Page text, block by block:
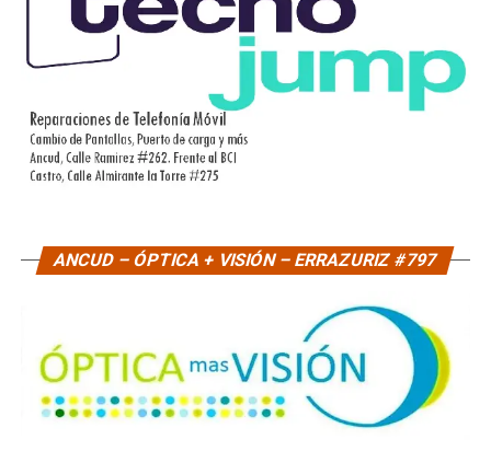
ANCUD – ÓPTICA + VISIÓN – ERRAZURIZ #797